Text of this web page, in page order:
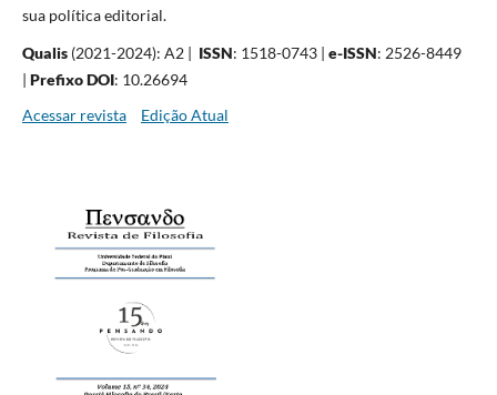
sua política editorial.
Qualis(2021-2024): A2 | ISSN: 1518-0743 | e-ISSN: 2526-8449
| Prefixo DOI: 10.26694
Acessar revista
Edição Atual